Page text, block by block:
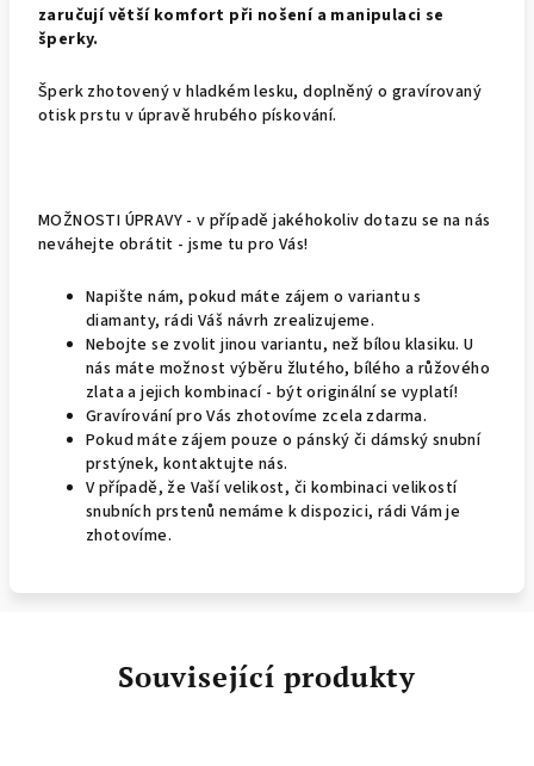
zaručují větší komfort při nošení a manipulaci se
šperky.
Šperk zhotovený v hladkém lesku, doplněný o gravírovaný
otisk prstu v úpravě hrubého pískování.
MOŽNOSTI ÚPRAVY - v případě jakéhokoliv dotazu se na nás
neváhejte obrátit - jsme tu pro Vás!
Napište nám, pokud máte zájem o variantu s
diamanty, rádi Váš návrh zrealizujeme.
Nebojte se zvolit jinou variantu, než bílou klasiku. U
nás máte možnost výběru žlutého, bílého a růžového
zlata a jejich kombinací - být originální se vyplatí!
Gravírování pro Vás zhotovíme zcela zdarma.
Pokud máte zájem pouze o pánský či dámský snubní
prstýnek, kontaktujte nás.
V případě, že Vaší velikost, či kombinaci velikostí
snubních prstenů nemáme k dispozici, rádi Vám je
zhotovíme.
Související produkty